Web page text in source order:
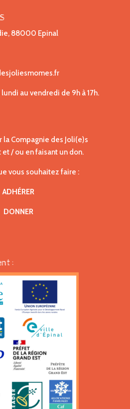
88000 Epinal
au vendredi de 9h à 17h.
Compagnie des Joli(e)s
/ ou en faisant un don.
vous souhaitez faire :
ADHÉRER
DONNER
: